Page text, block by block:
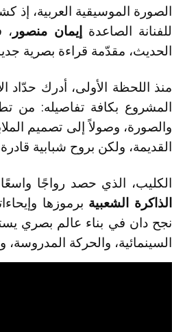
الصورة الموسيقية العربية،
للفنانة الصاعدة
إيمان منصور ،
الحديث، مقدّمة قراءة بصرية
منذ اللحظة الأولى، أدرك حدّاد
المشروع بكافة تفاصيله: من
القديمة، ولكن بروح شبابية
الكليب، الذي حصد رواجًا
الذاكرة الشعبية برموزها
نجح دان في بناء عالم بصري
السينمائية، والحركة